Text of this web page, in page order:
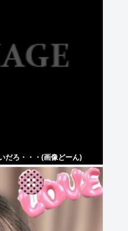
だろ・・・(画像どーん)